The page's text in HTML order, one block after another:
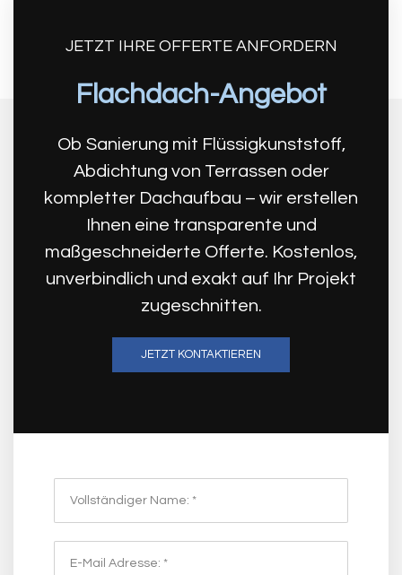
JETZT IHRE OFFERTE ANFORDERN
Flachdach-Angebot
Ob Sanierung mit Flüssigkunststoff,
Abdichtung von Terrassen oder
kompletter Dachaufbau – wir erstellen
Ihnen eine transparente und
maßgeschneiderte Offerte. Kostenlos,
unverbindlich und exakt auf Ihr Projekt
zugeschnitten.
JETZT KONTAKTIEREN